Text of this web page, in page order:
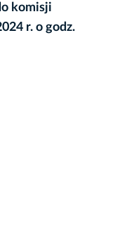
komisji
r. o godz.